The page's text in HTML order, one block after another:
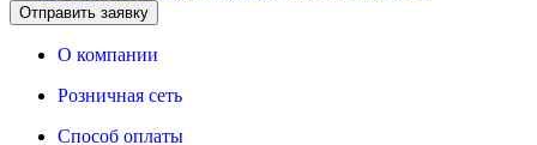
Отправить заявку
О компании
Розничная сеть
Способ оплаты